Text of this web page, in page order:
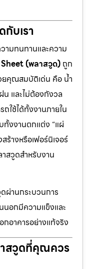
บเรา
ามทนทานและความ
(พลาสวูด) ถูก
ยคุณสมบัติเด่น คือ น้ำ
และไม่ต้องกังวล
ถใช้ได้ทั้งงานภายใน
ทั้งงานตกแต่ง “แผ่
ร้างหรือเฟอร์นิเจอร์
าสวูดสำหรับงาน
ผ่านกระบวนการ
อกมีความแข็งและ
กอาคารอย่างแท้จริง
สวูดที่คุณควร